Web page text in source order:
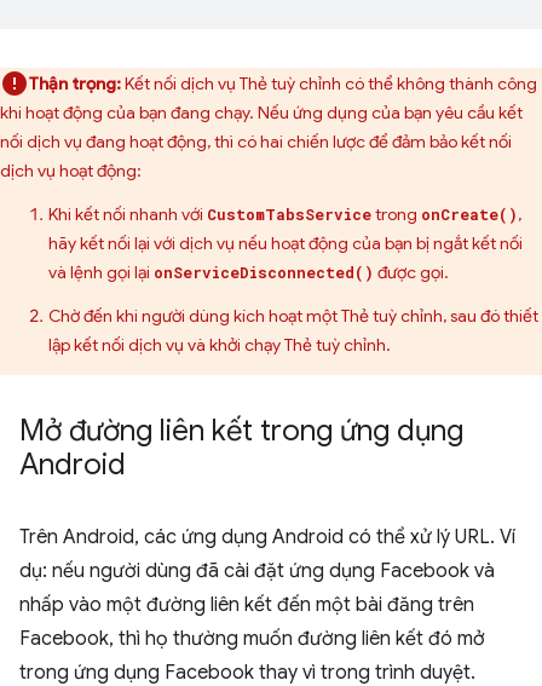
Thận trọng:Kết nối dịch vụ Thẻ tuỳ chỉnh có thể không thành công
khi hoạt động của bạn đang chạy. Nếu ứng dụng của bạn yêu cầu kết
nối dịch vụ đang hoạt động, thì có hai chiến lược để đảm bảo kết nối
dịch vụ hoạt động:
Khi kết nối nhanh với CustomTabsServicetrong onCreate(),
hãy kết nối lại với dịch vụ nếu hoạt động của bạn bị ngắt kết nối
và lệnh gọi lại onServiceDisconnected() được gọi.
Chờ đến khi người dùng kích hoạt một Thẻ tuỳ chỉnh, sau đó thiết
lập kết nối dịch vụ và khởi chạy Thẻ tuỳ chỉnh.
Mở đường liên kết trong ứng dụng
Android
Trên Android, các ứng dụng Android có thể xử lý URL. Ví
dụ: nếu người dùng đã cài đặt ứng dụng Facebook và
nhấp vào một đường liên kết đến một bài đăng trên
Facebook, thì họ thường muốn đường liên kết đó mở
trong ứng dụng Facebook thay vì trong trình duyệt.